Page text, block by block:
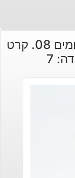
טבעת כסף 925 בשיבוץ יהלומים 08. קרט